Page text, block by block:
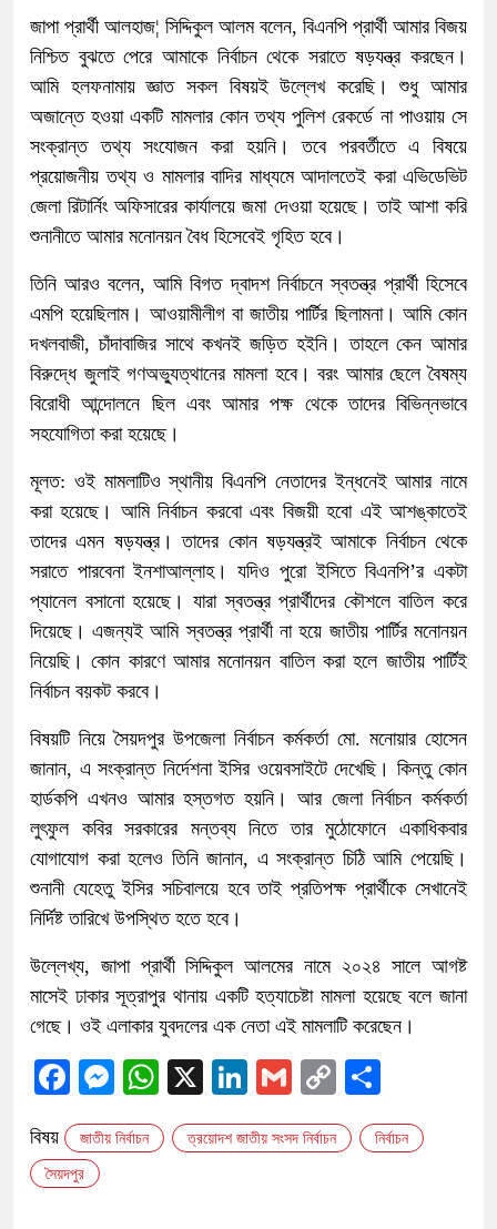
জাপা প্রার্থী আলহাজ¦ সিদ্দিকুল আলম বলেন, বিএনপি প্রার্থী আমার বিজয়
নিশ্চিত বুঝতে পেরে আমাকে নির্বাচন থেকে সরাতে ষড়যন্ত্র করছেন।
আমি হলফনামায় জ্ঞাত সকল বিষয়ই উল্লেখ করেছি। শুধু আমার
অজান্তে হওয়া একটি মামলার কোন তথ্য পুলিশ রেকর্ডে না পাওয়ায় সে
সংক্রান্ত তথ্য সংযোজন করা হয়নি। তবে পরবর্তীতে এ বিষয়ে
প্রয়োজনীয় তথ্য ও মামলার বাদির মাধ্যমে আদালতেই করা এভিডেভিট
জেলা রিটার্নিং অফিসারের কার্যালয়ে জমা দেওয়া হয়েছে। তাই আশা করি
শুনানীতে আমার মনোনয়ন বৈধ হিসেবেই গৃহিত হবে।
তিনি আরও বলেন, আমি বিগত দ্বাদশ নির্বাচনে স্বতন্ত্র প্রার্থী হিসেবে
এমপি হয়েছিলাম। আওয়ামীলীগ বা জাতীয় পার্টির ছিলামনা। আমি কোন
দখলবাজী, চাঁদাবাজির সাথে কখনই জড়িত হইনি। তাহলে কেন আমার
বিরুদ্ধে জুলাই গণঅভ্যুত্থানের মামলা হবে। বরং আমার ছেলে বৈষম্য
বিরোধী আন্দোলনে ছিল এবং আমার পক্ষ থেকে তাদের বিভিন্নভাবে
সহযোগিতা করা হয়েছে।
মূলত: ওই মামলাটিও স্থানীয় বিএনপি নেতাদের ইন্ধনেই আমার নামে
করা হয়েছে। আমি নির্বাচন করবো এবং বিজয়ী হবো এই আশঙ্কাতেই
তাদের এমন ষড়যন্ত্র। তাদের কোন ষড়যন্ত্রই আমাকে নির্বাচন থেকে
সরাতে পারবেনা ইনশাআল্লাহ। যদিও পুরো ইসিতে বিএনপি’র একটা
প্যানেল বসানো হয়েছে। যারা স্বতন্ত্র প্রার্থীদের কৌশলে বাতিল করে
দিয়েছে। এজন্যই আমি স্বতন্ত্র প্রার্থী না হয়ে জাতীয় পার্টির মনোনয়ন
নিয়েছি। কোন কারণে আমার মনোনয়ন বাতিল করা হলে জাতীয় পার্টিই
নির্বাচন বয়কট করবে।
বিষয়টি নিয়ে সৈয়দপুর উপজেলা নির্বাচন কর্মকর্তা মো. মনোয়ার হোসেন
জানান, এ সংক্রান্ত নির্দেশনা ইসির ওয়েবসাইটে দেখেছি। কিন্তু কোন
হার্ডকপি এখনও আমার হস্তগত হয়নি। আর জেলা নির্বাচন কর্মকর্তা
লুৎফুল কবির সরকারের মন্তব্য নিতে তার মুঠোফোনে একাধিকবার
যোগাযোগ করা হলেও তিনি জানান, এ সংক্রান্ত চিঠি আমি পেয়েছি।
শুনানী যেহেতু ইসির সচিবালয়ে হবে তাই প্রতিপক্ষ প্রার্থীকে সেখানেই
নির্দিষ্ট তারিখে উপস্থিত হতে হবে।
উল্লেখ্য, জাপা প্রার্থী সিদ্দিকুল আলমের নামে ২০২৪ সালে আগষ্ট
মাসেই ঢাকার সূত্রাপুর থানায় একটি হত্যাচেষ্টা মামলা হয়েছে বলে জানা
গেছে। ওই এলাকার যুবদলের এক নেতা এই মামলাটি করেছেন।
Facebook
Messenger
WhatsApp
X LinkedIn
GmailCopy
Link
বিষয় জাতীয় নির্বাচন ত্রয়োদশ জাতীয় সংসদ নির্বাচন নির্বাচন
সৈয়দপুর